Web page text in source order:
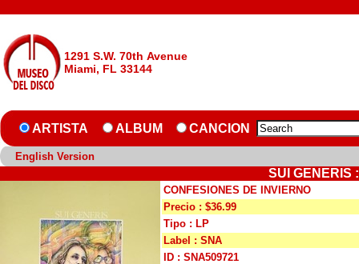
1291 S.W. 70th Avenue
Miami, FL 33144
ARTISTA ALBUM CANCION
English Version
SUI GENERIS
CONFESIONES DE INVIERNO
Precio : $36.99
Tipo : LP
Label : SNA
ID : SNA509721